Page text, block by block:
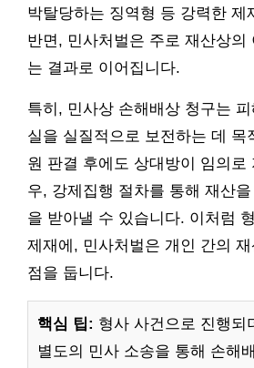
박탈당하는 징역형 등 강력한 제
반면, 민사처벌은 주로 재산상의
는 결과로 이어집니다.
특히, 민사상 손해배상 청구는
실을 실질적으로 보전하는 데 목
원 판결 후에도 상대방이 임의로
우, 강제집행 절차를 통해 재산
을 받아낼 수 있습니다. 이처럼
제재에, 민사처벌은 개인 간의
점을 둡니다.
핵심 팁: 형사 사건으로 진행되
별도의 민사 소송을 통해 손해